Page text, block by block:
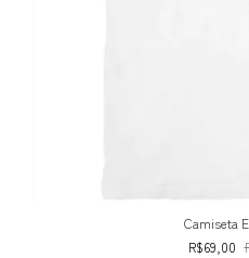
Camiseta
R$69,00